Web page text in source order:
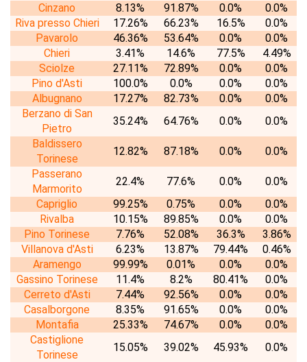
Cinzano
8.13% 91.87% 0.0%
0.0%
Riva presso Chieri
17.26% 66.23% 16.5%
0.0%
Pavarolo
46.36% 53.64% 0.0%
0.0%
Chieri
3.41% 14.6% 77.5%
4.49%
Sciolze
27.11% 72.89% 0.0%
0.0%
Pino d'Asti
100.0% 0.0% 0.0%
0.0%
Albugnano
17.27% 82.73% 0.0%
0.0%
Berzano di San
Pietro
35.24% 64.76% 0.0%
0.0%
Baldissero
Torinese
12.82% 87.18% 0.0%
0.0%
Passerano
Marmorito
22.4% 77.6% 0.0%
0.0%
Capriglio
99.25% 0.75% 0.0%
0.0%
Rivalba
10.15% 89.85% 0.0%
0.0%
Pino Torinese
7.76% 52.08% 36.3%
3.86%
Villanova d'Asti
6.23% 13.87% 79.44%
0.46%
Aramengo
99.99% 0.01% 0.0%
0.0%
Gassino Torinese
11.4% 8.2% 80.41%
0.0%
Cerreto d'Asti
7.44% 92.56% 0.0%
0.0%
Casalborgone
8.35% 91.65% 0.0%
0.0%
Montafia
25.33% 74.67% 0.0%
0.0%
Castiglione
Torinese
15.05% 39.02% 45.93%
0.0%